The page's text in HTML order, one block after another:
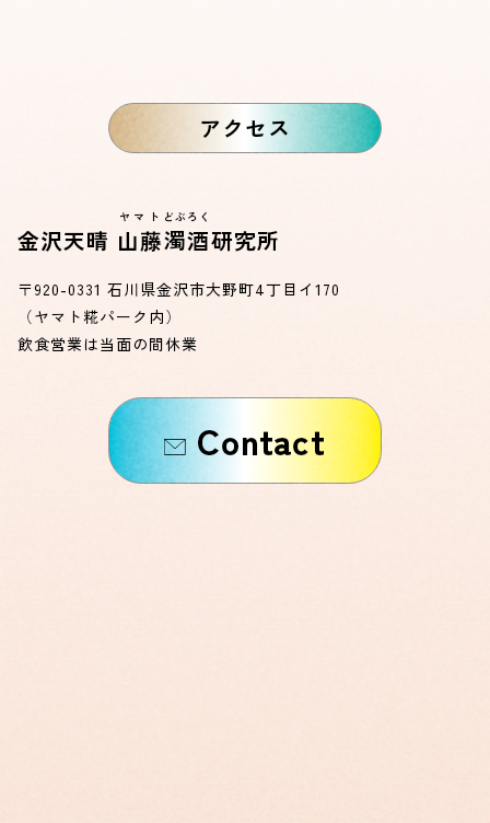
アクセス
金沢天晴 山藤
ヤマト
濁酒
どぶろく
研究所
〒920-0331 石川県金沢市大野町4丁目イ170
（ヤマト糀パーク内）
飲食営業は当面の間休業
Contact